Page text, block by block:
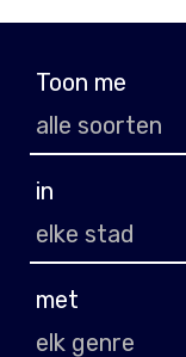
Toon me
in
met